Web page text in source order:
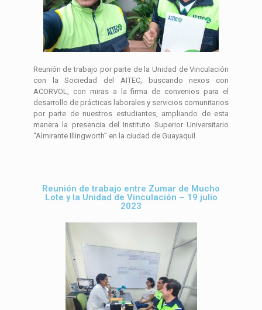
Reunión de trabajo por parte de la Unidad de Vinculación
con la Sociedad del AITEC, buscando nexos con
ACORVOL, con miras a la firma de convenios para el
desarrollo de prácticas laborales y servicios comunitarios
por parte de nuestros estudiantes, ampliando de esta
manera la presencia del Instituto Superior Universitario
“Almirante Illingworth” en la ciudad de Guayaquil
Reunión de trabajo entre Zumar de Mucho
Lote y la Unidad de Vinculación – 19 julio
2023